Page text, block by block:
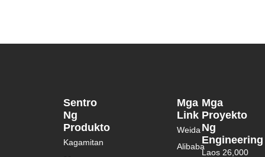
Mga
Link
Weida
Alibaba
Sentro
Ng
Produkto
Kagamitan
Mga
Proyekto
Ng
Engineering
Laos 26,000